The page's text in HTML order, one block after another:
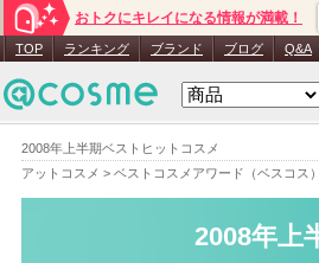
2008年上半期ベストヒットコスメ
アットコスメ > ベストコスメアワード（ベスコス
おトクにキレイになる情報が満載！
TOP ランキング ブランド ブログ Q&A
2008年上